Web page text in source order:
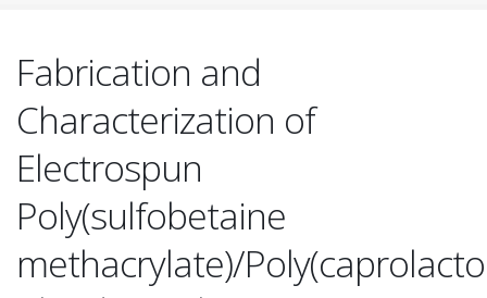
Fabrication and
Characterization of
Electrospun
Poly(sulfobetaine
methacrylate)/